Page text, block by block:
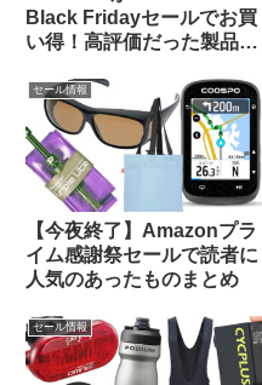
Black Fridayセールでお買
い得！高評価だった製品を
Blog限定クーポン情報あ
り】
セール情報
【今夜終了】Amazonプラ
イム感謝祭セールで読者に
人気のあったものまとめ
セール情報